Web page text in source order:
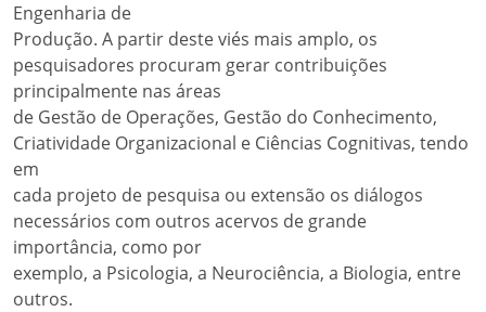
Engenharia de
Produção. A partir deste viés mais amplo, os
pesquisadores procuram gerar contribuições
principalmente nas áreas
de Gestão de Operações, Gestão do Conhecimento,
Criatividade Organizacional e Ciências Cognitivas, tendo
em
cada projeto de pesquisa ou extensão os diálogos
necessários com outros acervos de grande
importância, como por
exemplo, a Psicologia, a Neurociência, a Biologia, entre
outros.